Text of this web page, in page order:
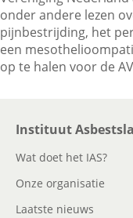
onder andere lezen
pijnbestrijding, het
een
op te halen voor de
Instituut
Wat doet het IAS?
Onze organisatie
Laatste nieuws